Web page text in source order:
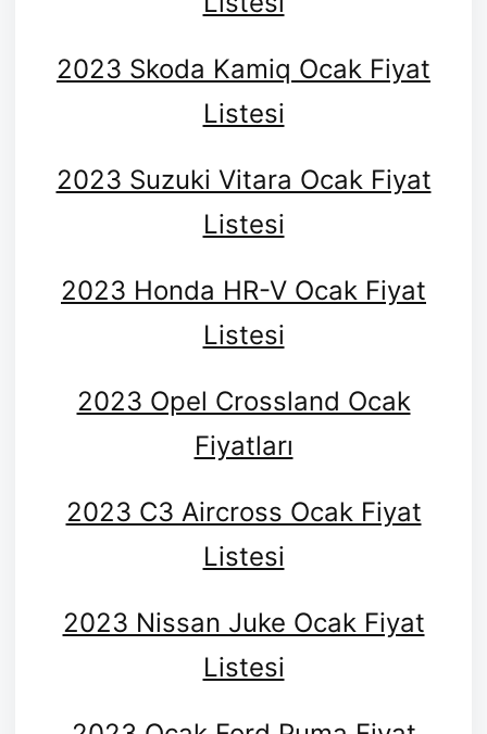
2023 Skoda Kamiq Ocak Fiyat
Listesi
2023 Suzuki Vitara Ocak Fiyat
Listesi
2023 Honda HR-V Ocak Fiyat
Listesi
2023 Opel Crossland Ocak
Fiyatları
2023 C3 Aircross Ocak Fiyat
Listesi
2023 Nissan Juke Ocak Fiyat
Listesi